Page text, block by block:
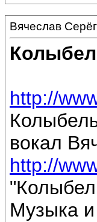
Вячеслав
http://
вокал
http://
Музыка